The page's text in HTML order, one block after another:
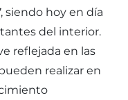
siendo hoy en día
del interior.
reflejada en las
realizar en